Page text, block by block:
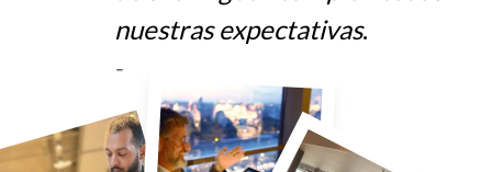
nuestras expectativas.
–